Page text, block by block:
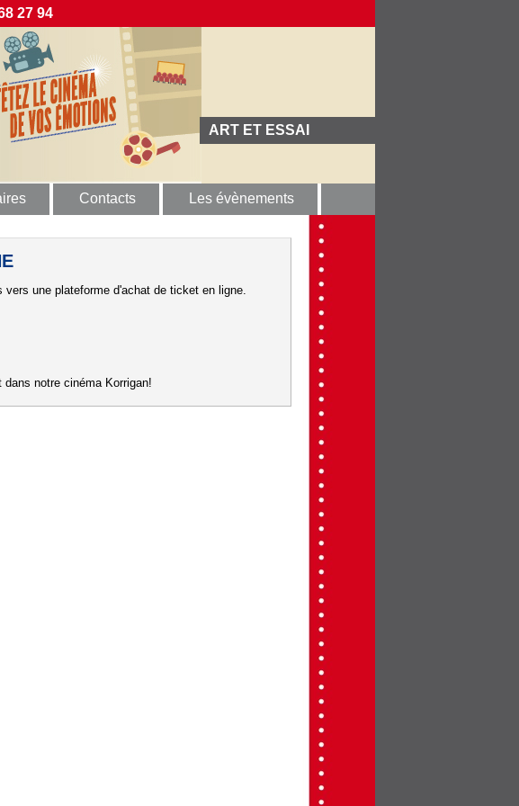
27 94
ART ET ESSAI
Contacts Les évènements
une plateforme d'achat de ticket en ligne.
notre cinéma Korrigan!